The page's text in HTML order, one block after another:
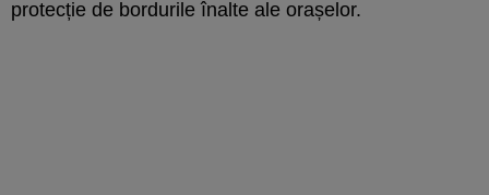
protecție de bordurile înalte ale orașelor.